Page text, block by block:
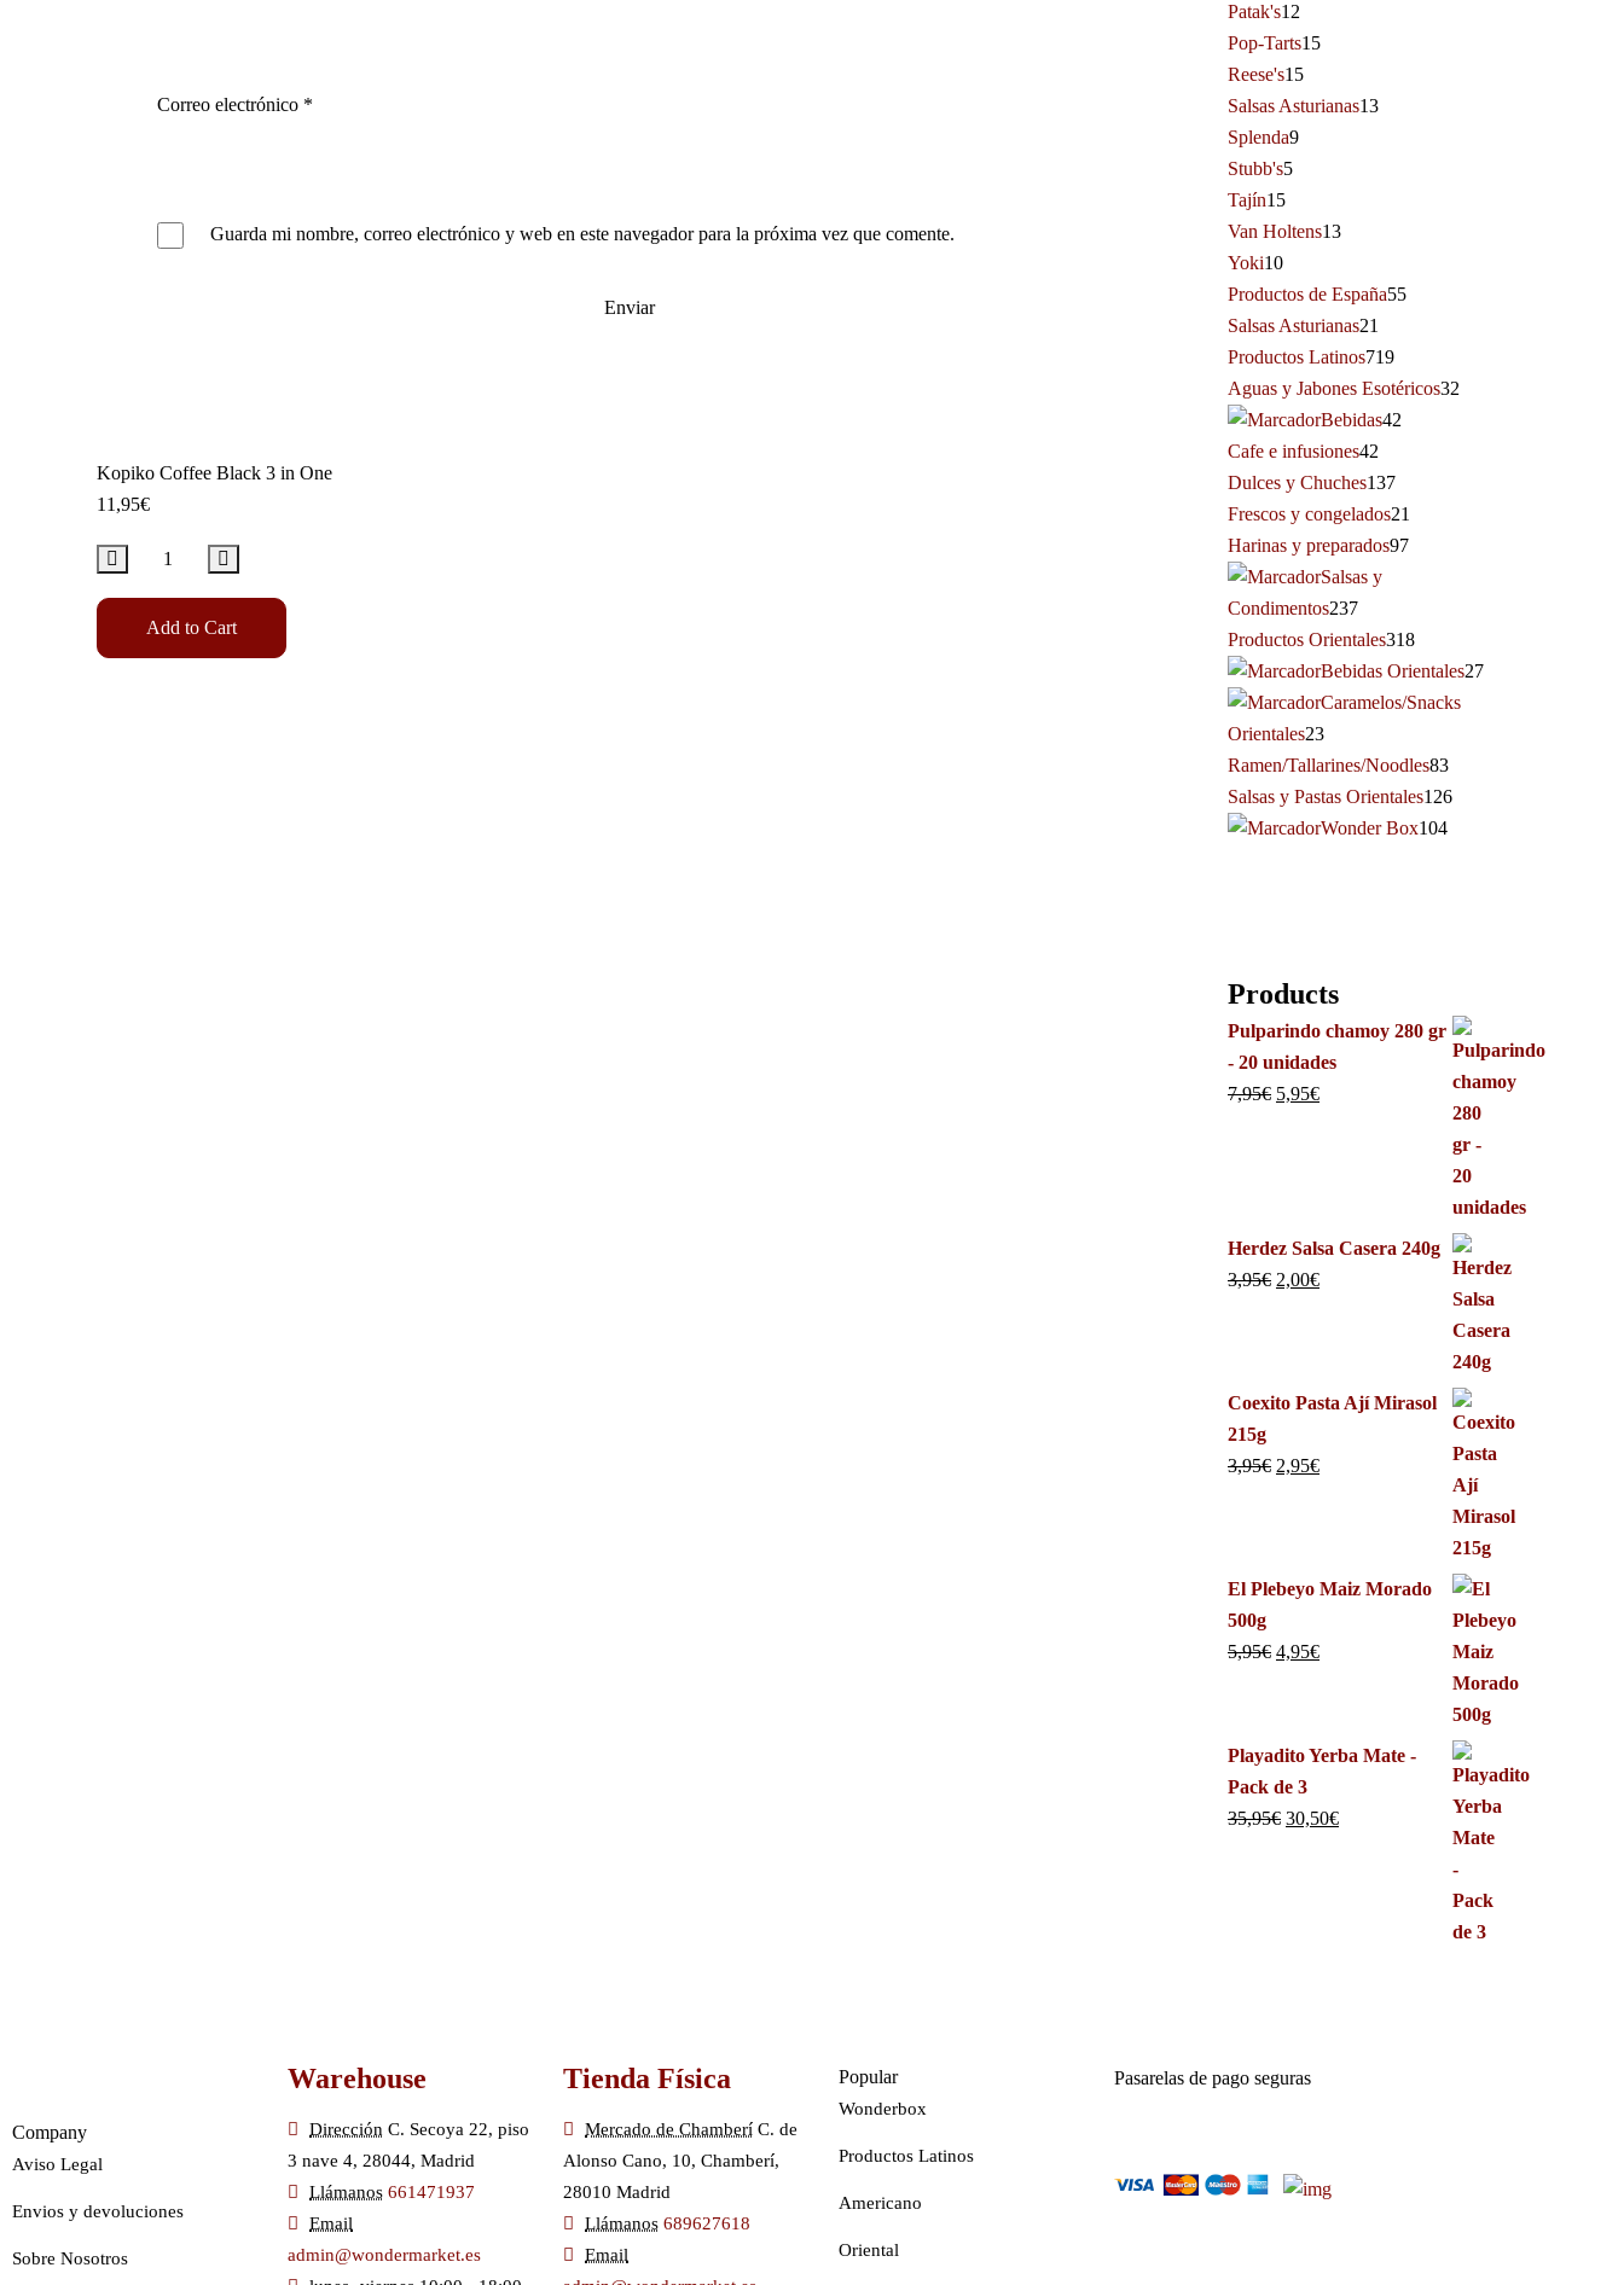
Correo electrónico *
Guarda mi nombre, correo electrónico y web en este navegador para la próxima vez que comente.
Kopiko Coffee Black 3 in One
11,95€
Add to Cart
Patak's12
Pop-Tarts15
Reese's15
Salsas Asturianas13
Splenda9
Stubb's5
Tajín15
Van Holtens13
Yoki10
Productos de España55
Salsas Asturianas21
Productos Latinos719
Aguas y Jabones Esotéricos32
Bebidas42
Cafe e infusiones42
Dulces y Chuches137
Frescos y congelados21
Harinas y preparados97
Salsas y
Condimentos237
Productos Orientales318
Bebidas Orientales27
Caramelos/Snacks
Orientales23
Ramen/Tallarines/Noodles83
Salsas y Pastas Orientales126
Wonder Box104
Products
Pulparindo chamoy 280 gr
- 20 unidades
7,95€ 5,95€
Herdez Salsa Casera 240g
3,95€ 2,00€
Coexito Pasta Ají Mirasol
215g
3,95€ 2,95€
El Plebeyo Maiz Morado
500g
5,95€ 4,95€
Playadito Yerba Mate -
Pack de 3
35,95€ 30,50€
Company
Aviso Legal
Envios y devoluciones
Sobre Nosotros
Warehouse
Dirección C. Secoya 22, piso
3 nave 4, 28044, Madrid
Llámanos 661471937
Email
admin@wondermarket.es
Tienda Física
Mercado de Chamberí C. de
Alonso Cano, 10, Chamberí,
28010 Madrid
Llámanos 689627618
Email
Popular
Wonderbox
Productos Latinos
Americano
Oriental
Pasarelas de pago seguras